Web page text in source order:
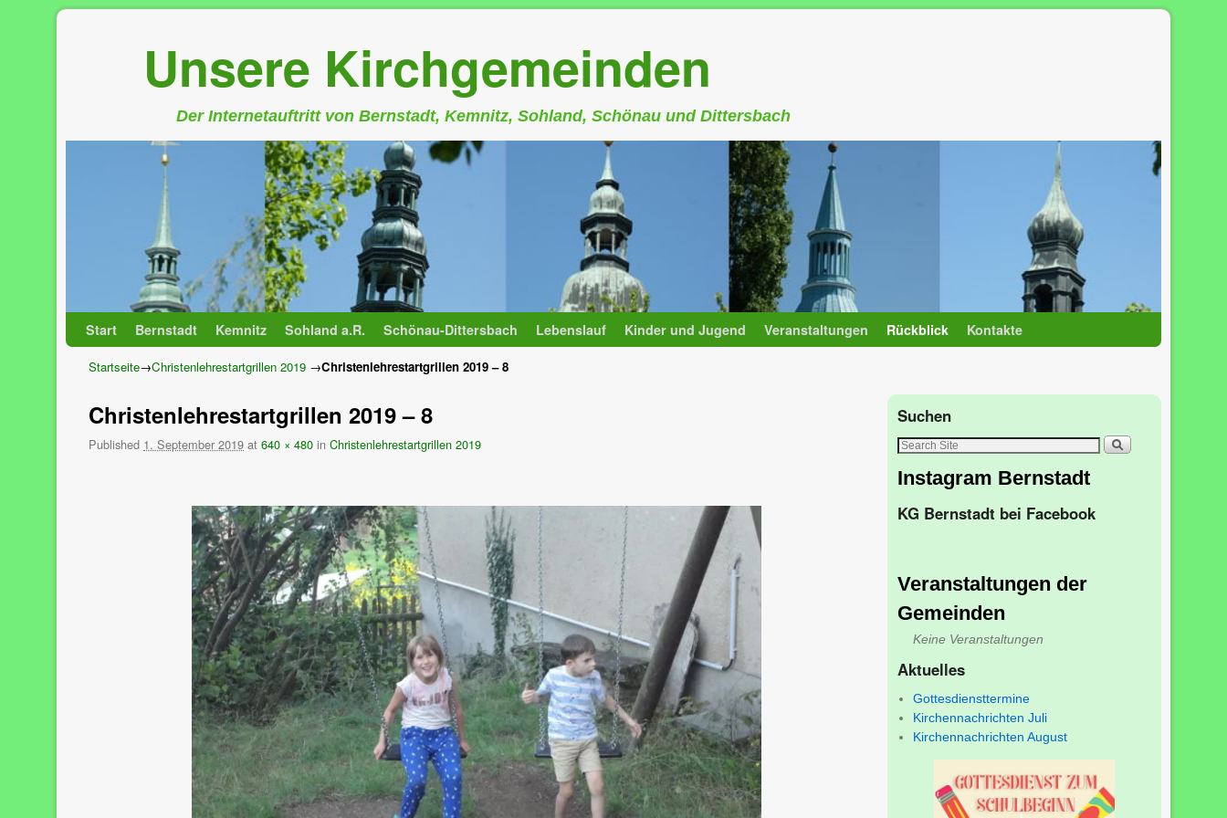
Unsere Kirchgemeinden
Der Internetauftritt von Bernstadt, Kemnitz, Sohland, Schönau und Dittersbach
Start Bernstadt Kemnitz Sohland a.R. Schönau-Dittersbach Lebenslauf Kinder und Jugend Veranstaltungen Rückblick Kontakte
Startseite→Christenlehrestartgrillen 2019 →Christenlehrestartgrillen 2019 – 8
Christenlehrestartgrillen 2019 – 8
Published 1. September 2019 at 640 × 480 in Christenlehrestartgrillen 2019
Suchen
Instagram Bernstadt
KG Bernstadt bei Facebook
Veranstaltungen der
Gemeinden
Keine Veranstaltungen
Aktuelles
Gottesdiensttermine
Kirchennachrichten Juli
Kirchennachrichten August